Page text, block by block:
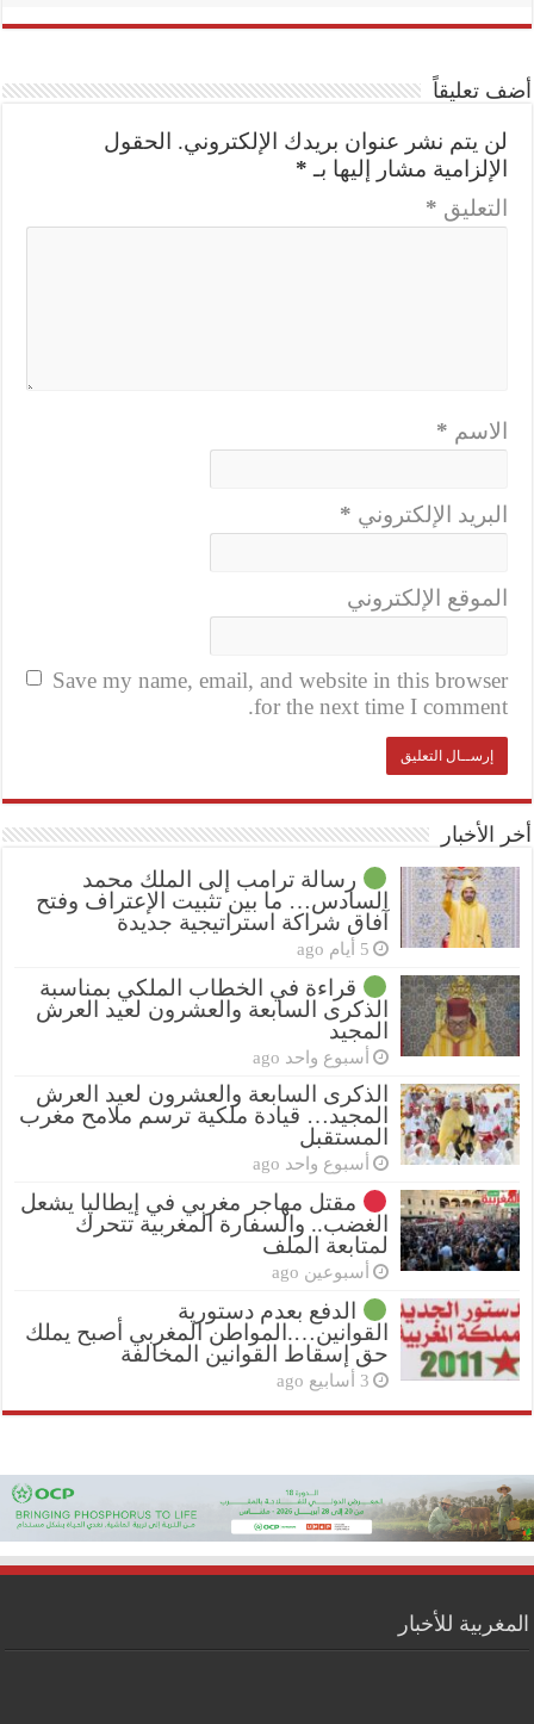
أضف تعليقاً
لن يتم نشر عنوان بريدك الإلكتروني.
الحقول
الإلزامية مشار إليها بـ *
التعليق *
الاسم *
البريد الإلكتروني *
الموقع الإلكتروني
Save my name, email, and website in this browser
for the next time I comment.
أخر الأخبار
رسالة ترامب إلى الملك محمد
السادس… ما بين تثبيت الإعتراف وفتح
آفاق شراكة استراتيجية جديدة
5 أيام ago
قراءة في الخطاب الملكي بمناسبة
الذكرى السابعة والعشرون لعيد العرش
المجيد
أسبوع واحد ago
الذكرى السابعة والعشرون لعيد العرش
المجيد… قيادة ملكية ترسم ملامح مغرب
المستقبل
أسبوع واحد ago
مقتل مهاجر مغربي في إيطاليا يشعل
الغضب.. والسفارة المغربية تتحرك
لمتابعة الملف
أسبوعين ago
الدفع بعدم دستورية
القوانين….المواطن المغربي أصبح يملك
حق إسقاط القوانين المخالفة
3 أسابيع ago
المغربية للأخبار